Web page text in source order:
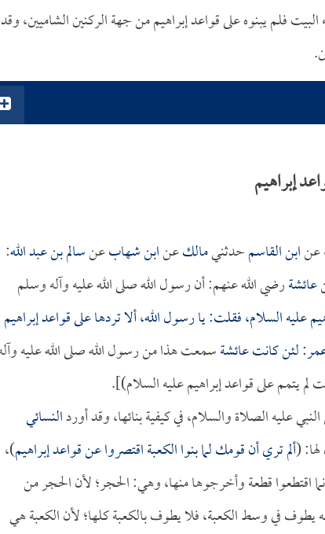
فلم يبنوه على قواعد إبراهيم من جهة الركنين الشاميين، وقد
إبراهيم
عنابن القاسمحدثنيمالكعنابن شهابعنسالم بن عبد الله:
عائشةرضي الله عنهم: أن رسول الله صلى الله عليه وآله وسلم
عليه السلام، فقلت: يا رسول الله، ألا تردها على قواعد إبراهيم
: لئن كانتعائشةسمعت هذا من رسول الله صلى الله عليه
لم يتمم على قواعد إبراهيم عليه السلام)].
عليه الصلاة والسلام، في كيفية بنائها، وقد أوردالنسائي
(ألم تري أن قومك لما بنوا الكعبة اقتصروا عن قواعد إبراهيم)،
اقتطعوا قطعة وأخرجوها منها، وهي: الحجر؛ لأن الحجر من
في وسط الكعبة، فلا يطوف بالكعبة كلها؛ لأن الكعبة هي